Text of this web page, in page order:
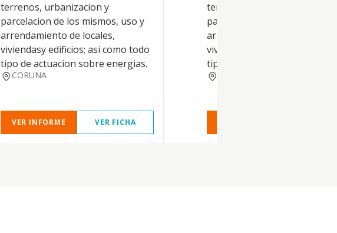
terrenos, urbanizacion y
parcelacion de los mismos, uso y
arrendamiento de locales,
viviendasy edificios; asi como todo
tipo de actuacion sobre energias.
CORUNA
VER INFORME VER FICHA
terrenos, urbanizacion y
parcelacion de los mismos,
arrendamiento de locales,
viviendasy edificios; asi como
tipo de actuacion sobre